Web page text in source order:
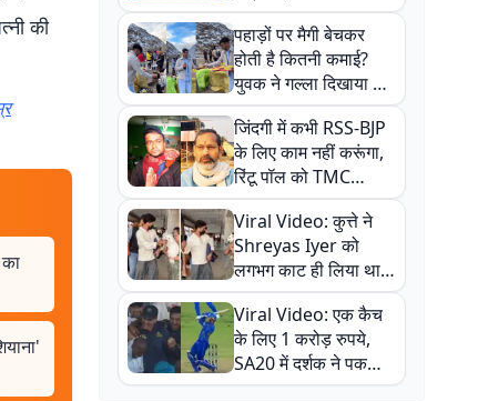
की
से राजनीति में उबाल,
अजित महतो बोले- TMC
की गंदी चाल
पहाड़ों पर मैगी बेचकर
होती है कितनी कमाई?
युवक ने गल्ला दिखाया तो
नौकरी वालों के खड़े हो गए
कान
जिंदगी में कभी RSS-BJP
के लिए काम नहीं करूंगा,
रिंटू पॉल को TMC
ऑफिस में ले जाकर पीटा,
Video वायरल
Viral Video: कुत्ते ने
Shreyas Iyer को
लगभग काट ही लिया था,
न्यूजीलैंड सीरीज से पहले
बाल-बाल बचे
Viral Video: एक कैच
के लिए 1 करोड़ रुपये,
SA20 में दर्शक ने पकड़ा
एक हाथ से गजब का कैच